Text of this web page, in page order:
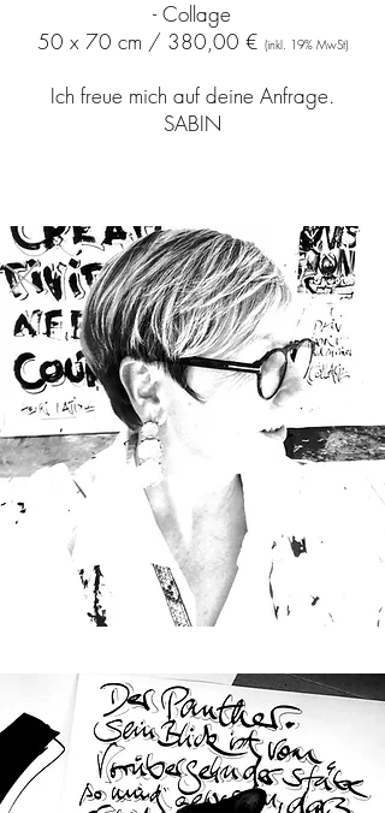
-Collage
50 x 70 cm / 380 ,00 € (inkl. 19% MwSt)
Ich freue mich auf deine Anfrage.
SABIN